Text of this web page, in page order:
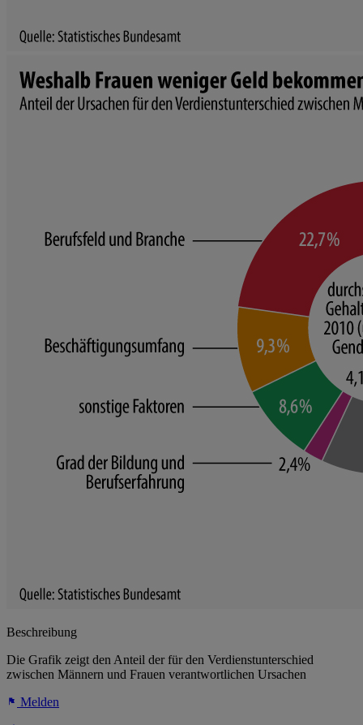
Beschreibung
Die Grafik zeigt den Anteil der für den Verdienstunterschied
zwischen Männern und Frauen verantwortlichen Ursachen
Melden